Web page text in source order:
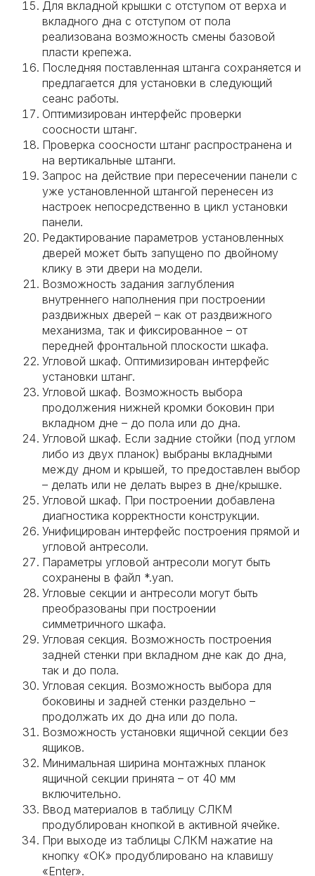
Для вкладной крышки с отступом от верха и
вкладного дна с отступом от пола
реализована возможность смены базовой
пласти крепежа.
Последняя поставленная штанга сохраняется и
предлагается для установки в следующий
сеанс работы.
Оптимизирован интерфейс проверки
соосности штанг.
Проверка соосности штанг распространена и
на вертикальные штанги.
Запрос на действие при пересечении панели с
уже установленной штангой перенесен из
настроек непосредственно в цикл установки
панели.
Редактирование параметров установленных
дверей может быть запущено по двойному
клику в эти двери на модели.
Возможность задания заглубления
внутреннего наполнения при построении
раздвижных дверей – как от раздвижного
механизма, так и фиксированное – от
передней фронтальной плоскости шкафа.
Угловой шкаф. Оптимизирован интерфейс
установки штанг.
Угловой шкаф. Возможность выбора
продолжения нижней кромки боковин при
вкладном дне – до пола или до дна.
Угловой шкаф. Если задние стойки (под углом
либо из двух планок) выбраны вкладными
между дном и крышей, то предоставлен выбор
– делать или не делать вырез в дне/крышке.
Угловой шкаф. При построении добавлена
диагностика корректности конструкции.
Унифицирован интерфейс построения прямой и
угловой антресоли.
Параметры угловой антресоли могут быть
сохранены в файл *.yan.
Угловые секции и антресоли могут быть
преобразованы при построении
симметричного шкафа.
Угловая секция. Возможность построения
задней стенки при вкладном дне как до дна,
так и до пола.
Угловая секция. Возможность выбора для
боковины и задней стенки раздельно –
продолжать их до дна или до пола.
Возможность установки ящичной секции без
ящиков.
Минимальная ширина монтажных планок
ящичной секции принята – от 40 мм
включительно.
Ввод материалов в таблицу СЛКМ
продублирован кнопкой в активной ячейке.
При выходе из таблицы СЛКМ нажатие на
кнопку «ОК» продублировано на клавишу
«Enter».